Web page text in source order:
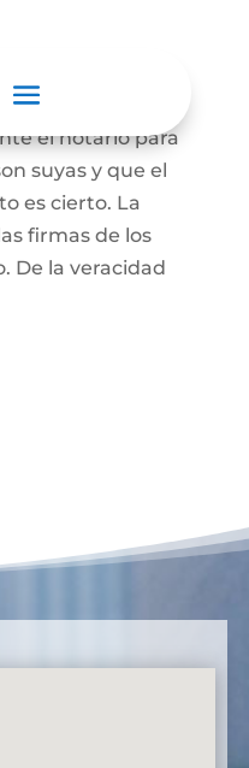
y contenido
documento
el notario para
suyas y que el
es cierto. La
firmas de los
De la veracidad